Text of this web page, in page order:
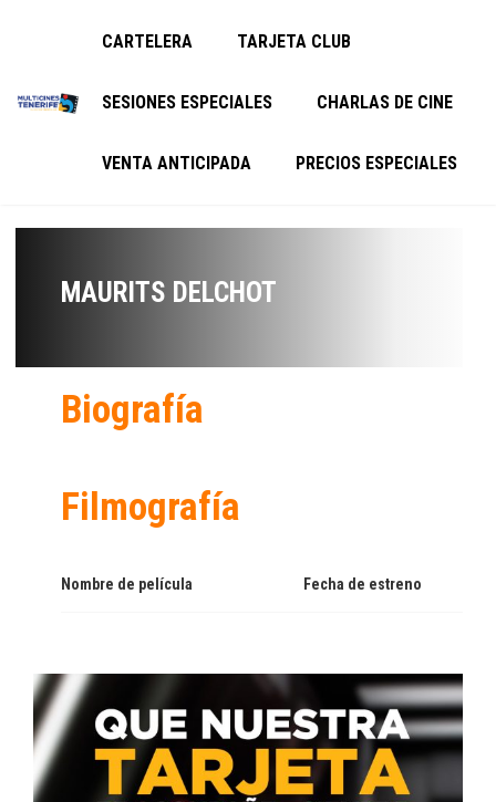
CARTELERA TARJETA CLUB
SESIONES ESPECIALES CHARLAS DE CINE
VENTA ANTICIPADA PRECIOS ESPECIALES
MAURITS DELCHOT
Biografía
Filmografía
Nombre de película Fecha de estreno